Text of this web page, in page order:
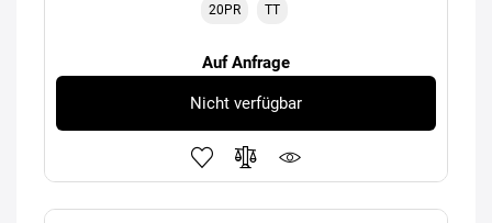
20PR TT
Auf Anfrage
Nicht verfügbar